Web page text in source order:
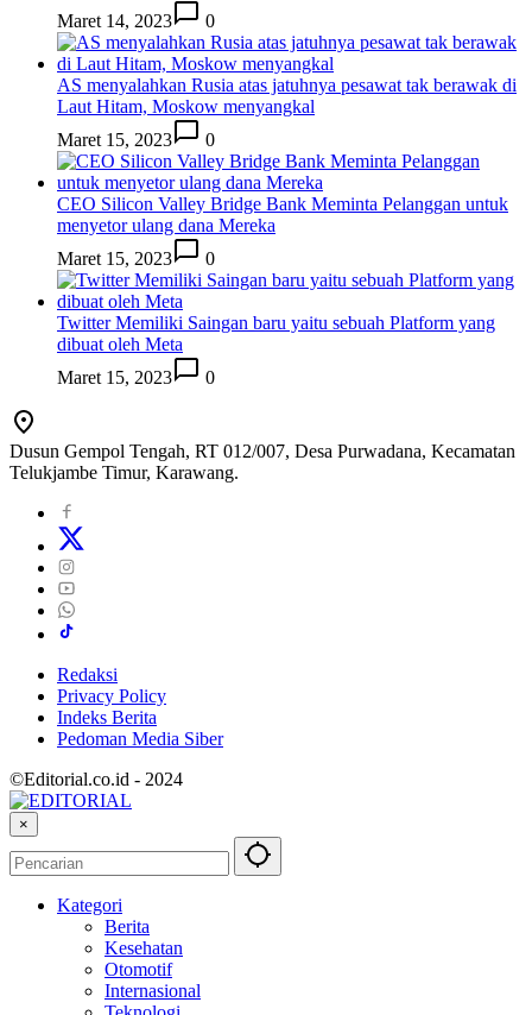
Maret 14, 2023
0
AS menyalahkan Rusia atas jatuhnya pesawat tak berawak di
Laut Hitam, Moskow menyangkal
Maret 15, 2023
0
CEO Silicon Valley Bridge Bank Meminta Pelanggan untuk
menyetor ulang dana Mereka
Maret 15, 2023
0
Twitter Memiliki Saingan baru yaitu sebuah Platform yang
dibuat oleh Meta
Maret 15, 2023
0
Dusun Gempol Tengah, RT 012/007, Desa Purwadana, Kecamatan
Telukjambe Timur, Karawang.
Redaksi
Privacy Policy
Indeks Berita
Pedoman Media Siber
©Editorial.co.id - 2024
×
Kategori
Berita
Kesehatan
Otomotif
Internasional